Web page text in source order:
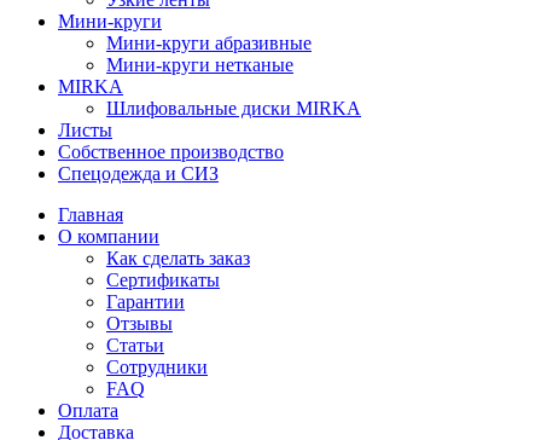
Мини-круги
Мини-круги абразивные
Мини-круги нетканые
MIRKA
Шлифовальные диски MIRKA
Листы
Собственное производство
Спецодежда и СИЗ
Главная
О компании
Как сделать заказ
Сертификаты
Гарантии
Отзывы
Статьи
Сотрудники
FAQ
Оплата
Доставка